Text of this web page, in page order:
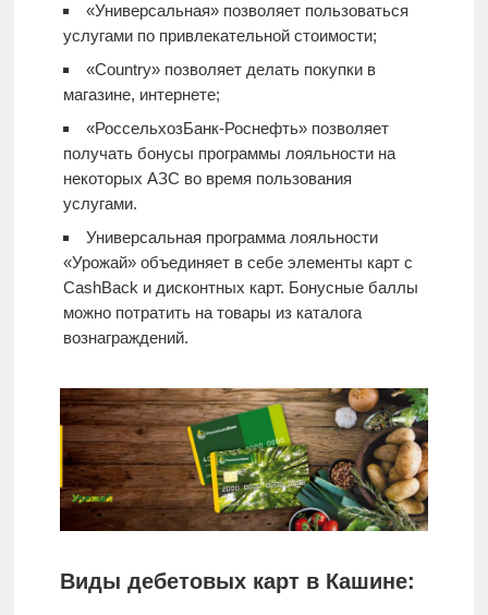
«Универсальная» позволяет пользоваться
услугами по привлекательной стоимости;
«Country» позволяет делать покупки в
магазине, интернете;
«РоссельхозБанк-Роснефть» позволяет
получать бонусы программы лояльности на
некоторых АЗС во время пользования
услугами.
Универсальная программа лояльности
«Урожай» объединяет в себе элементы карт с
CashBack и дисконтных карт. Бонусные баллы
можно потратить на товары из каталога
вознаграждений.
Виды дебетовых карт в Кашине: